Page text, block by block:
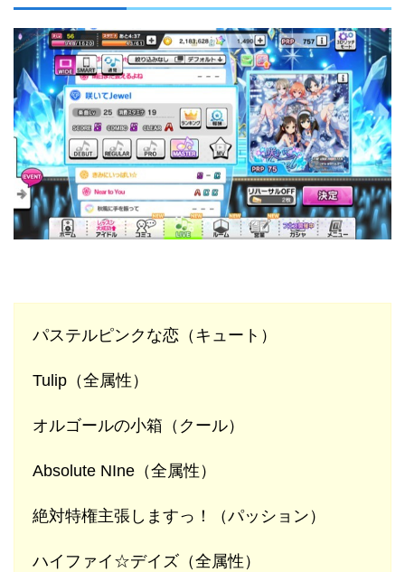
パステルピンクな恋（キュート）
Tulip（全属性）
オルゴールの小箱（クール）
Absolute NIne（全属性）
絶対特権主張しますっ！（パッション）
ハイファイ☆デイズ（全属性）